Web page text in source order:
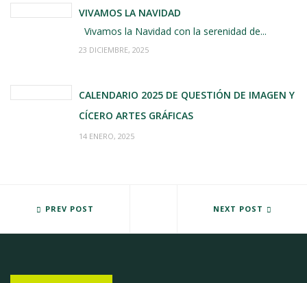
VIVAMOS LA NAVIDAD
Vivamos la Navidad con la serenidad de...
23 DICIEMBRE, 2025
CALENDARIO 2025 DE QUESTIÓN DE IMAGEN Y
CÍCERO ARTES GRÁFICAS
14 ENERO, 2025
PREV POST
NOVIEMBRE 2014: CAPÍTULO 11 IDDI COMICS NEXT POST
XI CARRERA ARRIBES DEL